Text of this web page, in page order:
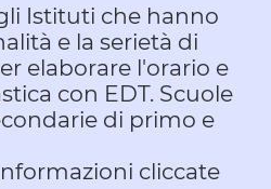
Istituti che hanno
e la serietà di
elaborare l'orario e
con EDT. Scuole
di primo e
cliccate